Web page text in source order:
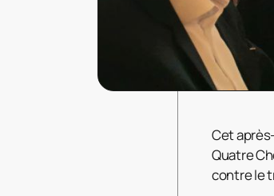
Cet
Quatre
contre le